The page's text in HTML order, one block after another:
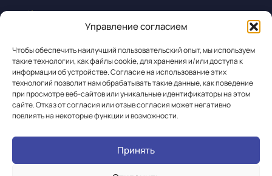
Управление согласием
Чтобы обеспечить наилучший пользовательский опыт, мы используем
такие технологии, как файлы cookie, для хранения и/или доступа к
информации об устройстве. Согласие на использование этих
технологий позволит нам обрабатывать такие данные, как поведение
при просмотре веб-сайтов или уникальные идентификаторы на этом
сайте. Отказ от согласия или отзыв согласия может негативно
повлиять на некоторые функции и возможности.
Принять
Кто мы ? Ближайшие мероприятия
Отзывы Наши контакты